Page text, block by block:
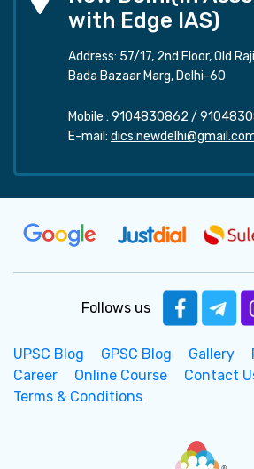
with Edge IAS)
Address: 57/17, 2nd Floor, Old
Bada Bazaar Marg, Delhi-60
Mobile : 9104830862 /
E-mail:
Follows us
UPSC Blog GPSC Blog Gallery
Career
Online Course Contact
Terms & Conditions